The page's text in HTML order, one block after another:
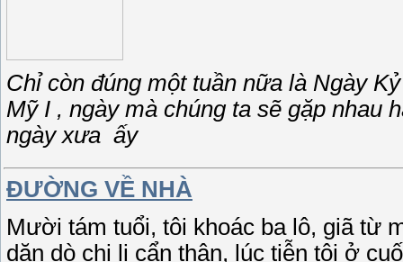
Chỉ còn đúng một tuần nữa là Ngày
Mỹ I , ngày mà chúng ta sẽ gặp nhau
ngày xưa ấy
ĐƯỜNG VỀ NHÀ
Mười tám tuổi, tôi khoác ba lô, giã từ
dặn dò chi li cẩn thận, lúc tiễn tôi ở